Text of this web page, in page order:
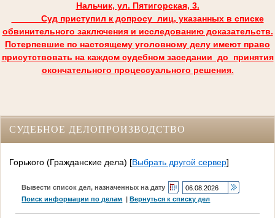
Нальчик, ул. Пятигорская, 3.
Суд приступил к допросу лиц, указанных в списке
обвинительного заключения и исследованию доказательств.
Потерпевшие по настоящему уголовному делу имеют право
присутствовать на каждом судебном заседании до принятия
окончательного процессуального решения.
СУДЕБНОЕ ДЕЛОПРОИЗВОДСТВО
Горького (Гражданские дела) [Выбрать другой сервер]
Вывести список дел, назначенных на дату
Поиск информации по делам
Вернуться к списку дел